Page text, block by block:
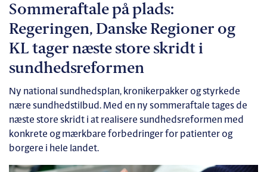
Sommeraftale på plads:
Regeringen, Danske Regioner og
KL tager næste store skridt i
sundhedsreformen
Ny national sundhedsplan, kronikerpakker og styrkede
nære sundhedstilbud. Med en ny sommeraftale tages de
næste store skridt i at realisere sundhedsreformen med
konkrete og mærkbare forbedringer for patienter og
borgere i hele landet.